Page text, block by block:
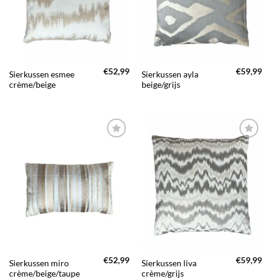
Sierkussen esmee
crème/beige
€52,99
Sierkussen ayla
beige/grijs
€59,99
TOEVOEGEN
AAN JOUW
FAVORIETEN
Sierkussen miro
crème/beige/taupe
€52,99
TOEVOEGEN
AAN JOUW
FAVORIETEN
Sierkussen liva
crème/grijs
€59,99